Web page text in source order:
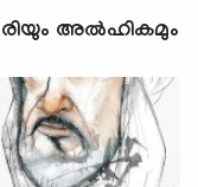
അല്‍ഹികമും